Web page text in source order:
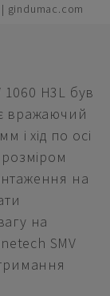
gindumac.com
H3L був
вражаючий
і хід по осі
на
на
SMV